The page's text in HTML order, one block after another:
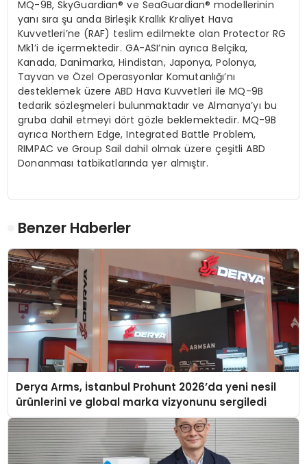
MQ-9B, SkyGuardian®ve SeaGuardian® modellerinin
yanı sıra şu anda Birleşik Krallık Kraliyet Hava
Kuvvetleri’ne (RAF) teslim edilmekte olan ProtectorRG
Mk1’i de içermektedir. GA-ASI’nin ayrıca Belçika,
Kanada, Danimarka, Hindistan, Japonya, Polonya,
Tayvan ve Özel Operasyonlar Komutanlığı’nı
desteklemek üzere ABD Hava Kuvvetleri ile MQ-9B
tedarik sözleşmeleri bulunmaktadır ve Almanya’yı bu
gruba dahil etmeyi dört gözle beklemektedir. MQ-9B
ayrıca Northern Edge,Integrated Battle Problem,
RIMPAC veGroup Sail dahil olmak üzere çeşitli ABD
Donanması tatbikatlarında yer almıştır.
Benzer Haberler
Derya Arms, İstanbul Prohunt 2026’da yeni nesil
ürünlerini ve global marka vizyonunu sergiledi